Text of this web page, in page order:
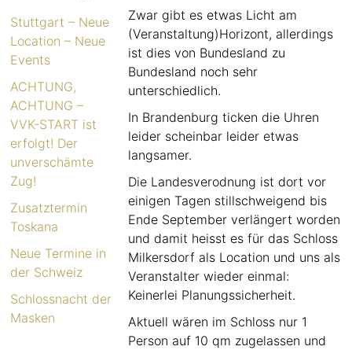
etwas
anderen
Art
Zwar gibt es etwas Licht am
(Veranstaltung)Horizont, allerdings
ist dies von Bundesland zu
Bundesland noch sehr
unterschiedlich.
In Brandenburg ticken die Uhren
leider scheinbar leider etwas
langsamer.
Die Landesverodnung ist dort vor
einigen Tagen stillschweigend bis
Ende September verlängert worden
und damit heisst es für das Schloss
Milkersdorf als Location und uns als
Veranstalter wieder einmal:
Keinerlei Planungssicherheit.
Aktuell wären im Schloss nur 1
Person auf 10 qm zugelassen und
Stuttgart – Neue
Location – Neue
Events
ACHTUNG,
ACHTUNG –
VVK-START ist
erfolgt! Der
unverschämte
Zug!
Zusatztermin
Toskana
Neue Termine in
der Schweiz
Schlossnacht der
Masken